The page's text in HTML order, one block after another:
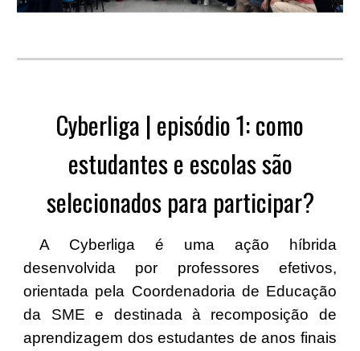
Cyberliga | episódio 1: como
estudantes e escolas são
selecionados para participar?
A Cyberliga é uma ação híbrida
desenvolvida por professores efetivos,
orientada pela Coordenadoria de Educação
da SME e destinada à recomposição de
aprendizagem dos estudantes de anos finais